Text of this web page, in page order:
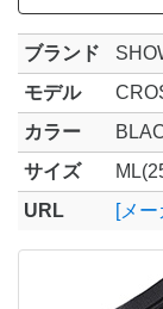
ブランド
モデル
カラー
サイズ
URL
[メ